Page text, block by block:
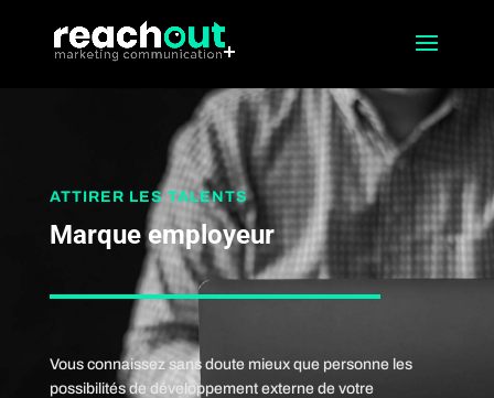
ATTIRER LES TALENTS
Marque employeur
Vous connaissez sans doute mieux que personne les
possibilités de développement externe de votre